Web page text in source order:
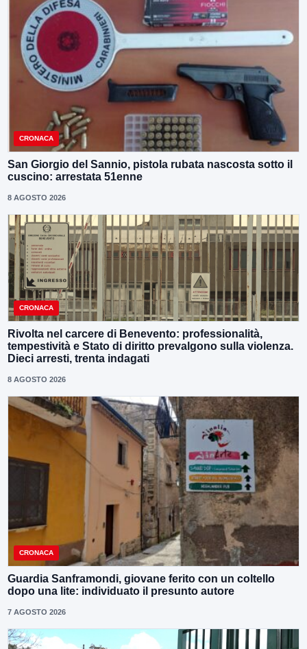
CRONACA
San Giorgio del Sannio, pistola rubata nascosta sotto il
cuscino: arrestata 51enne
8 AGOSTO 2026
CRONACA
Rivolta nel carcere di Benevento: professionalità,
tempestività e Stato di diritto prevalgono sulla violenza.
Dieci arresti, trenta indagati
8 AGOSTO 2026
CRONACA
Guardia Sanframondi, giovane ferito con un coltello
dopo una lite: individuato il presunto autore
7 AGOSTO 2026